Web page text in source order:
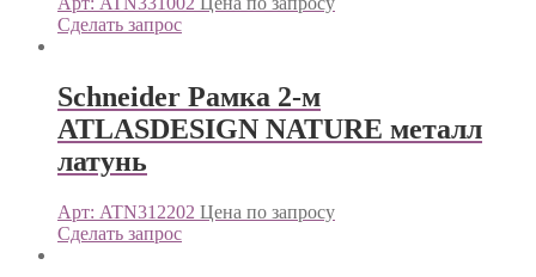
Сделать запрос
Schneider Рамка 2-м
ATLASDESIGN NATURE металл
латунь
Арт: ATN312202 Цена по запросу
Сделать запрос